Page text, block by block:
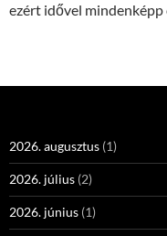
ezért idővel mindenképp
2026. augusztus (1)
2026. július (2)
2026. június (1)